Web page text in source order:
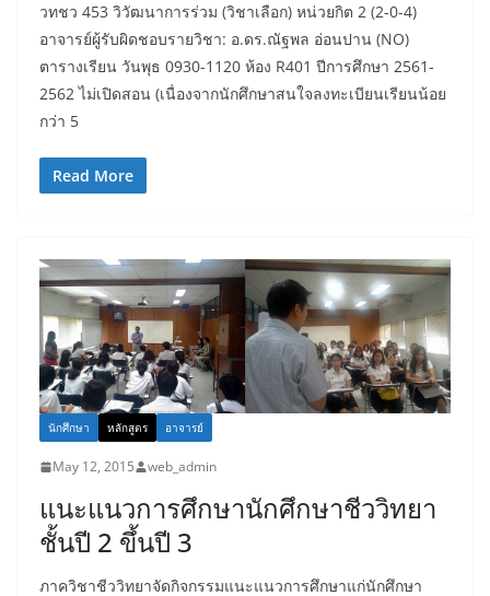
วทชว 453 วิวัฒนาการร่วม (วิชาเลือก) หน่วยกิต 2 (2-0-4)
อาจารย์ผู้รับผิดชอบรายวิชา: อ.ดร.ณัฐพล อ่อนปาน (NO)
ตารางเรียน วันพุธ 0930-1120 ห้อง R401 ปีการศึกษา 2561-
2562 ไม่เปิดสอน (เนื่องจากนักศึกษาสนใจลงทะเบียนเรียนน้อย
กว่า 5
Read More
นักศึกษา หลักสูตร อาจารย์
May 12, 2015 web_admin
แนะแนวการศึกษานักศึกษาชีววิทยา
ชั้นปี 2 ขึ้นปี 3
ภาควิชาชีววิทยาจัดกิจกรรมแนะแนวการศึกษาแก่นักศึกษา